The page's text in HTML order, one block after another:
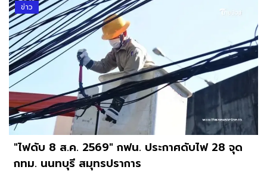
ข่าว
"ไฟดับ 8 ส.ค. 2569" กฟน. ประกาศดับไฟ 28 จุด
กทม. นนทบุรี สมุทรปราการ